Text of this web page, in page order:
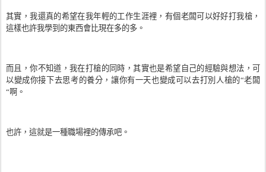
其實，我還真的希望在我年輕的工作生涯裡，有個老闆可以好好打我槍，
這樣也許我學到的東西會比現在多的多。
而且，你不知道，我在打槍的同時，其實也是希望自己的經驗與想法，可
以變成你接下去思考的養分，讓你有一天也變成可以去打別人槍的“老闆
“啊。
也許，這就是一種職場裡的傳承吧。